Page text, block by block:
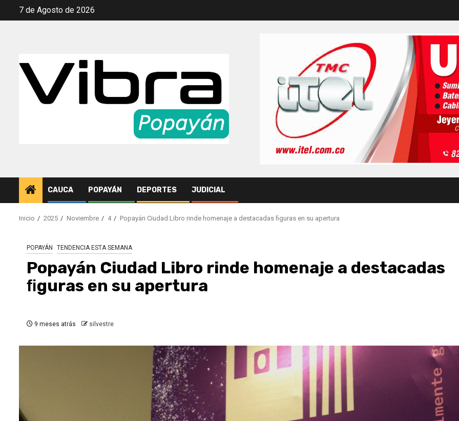
Saltar7 de Agosto de 2026
CAUCA POPAYÁN DEPORTES JUDICIAL
Inicio 2025 Noviembre 4 Popayán Ciudad Libro rinde homenaje a destacadas ﬁguras en su apertura
POPAYÁN TENDENCIA ESTA SEMANA
Popayán Ciudad Libro rinde homenaje a destacadas
ﬁguras en su apertura
9 meses atrás silvestre